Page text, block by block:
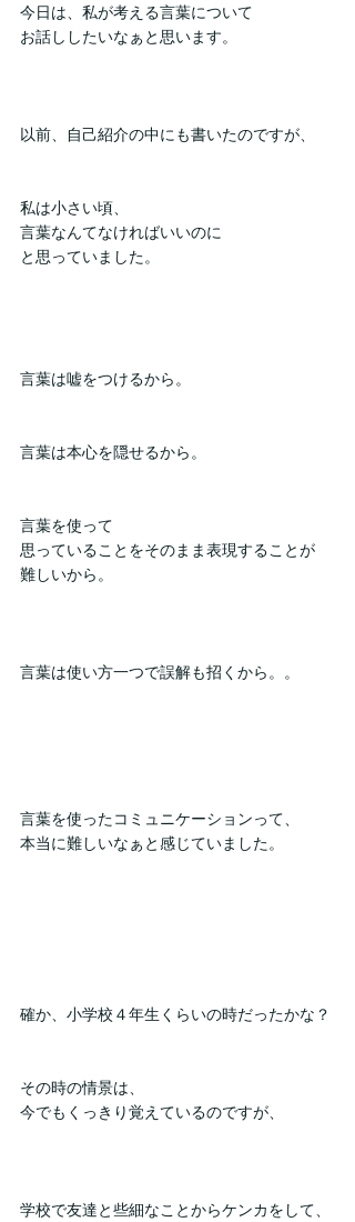
今日は、私が考える言葉について
お話ししたいなぁと思います。
以前、自己紹介の中にも書いたのですが、
私は小さい頃、
言葉なんてなければいいのに
と思っていました。
言葉は嘘をつけるから。
言葉は本心を隠せるから。
言葉を使って
思っていることをそのまま表現することが
難しいから。
言葉は使い方一つで誤解も招くから。。
言葉を使ったコミュニケーションって、
本当に難しいなぁと感じていました。
確か、小学校４年生くらいの時だったかな？
その時の情景は、
今でもくっきり覚えているのですが、
学校で友達と些細なことからケンカをして、